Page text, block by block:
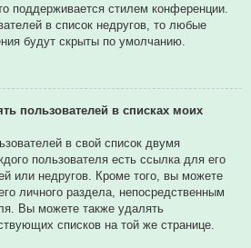
поддерживается стилем конференции.
в список недругов, то любые
будут скрыты по умолчанию.
пользователей в списках моих
в свой список двумя
пользователя есть ссылка для его
или недругов. Кроме того, вы можете
личного раздела, непосредственным
Вы можете также удалять
списков на той же странице.